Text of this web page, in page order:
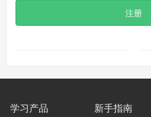
注册
学习产品 新手指南